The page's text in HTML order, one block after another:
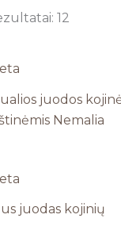
12
juodos
Nemalia
juodas kojinių